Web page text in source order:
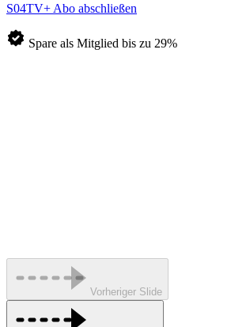
S04TV+ Abo abschließen
Spare als Mitglied bis zu 29%
Vorheriger Slide